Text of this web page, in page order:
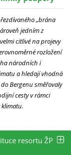
„brána
jedním z
citlivé na projevy
rozložení
národních i
a hledají vhodná
Bergenu směřovaly
cesty v rámci
resortu ŽP